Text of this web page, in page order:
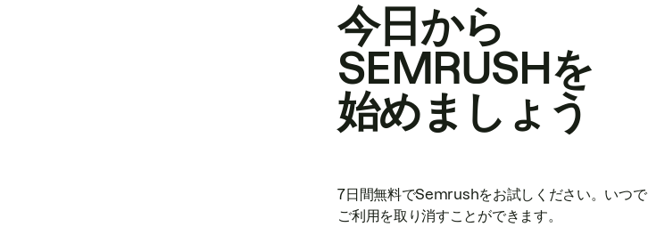
今日から
SEMRUSHを
始めましょう
7日間無料でSemrushをお試しください。いつ
ご利用を取り消すことができます。